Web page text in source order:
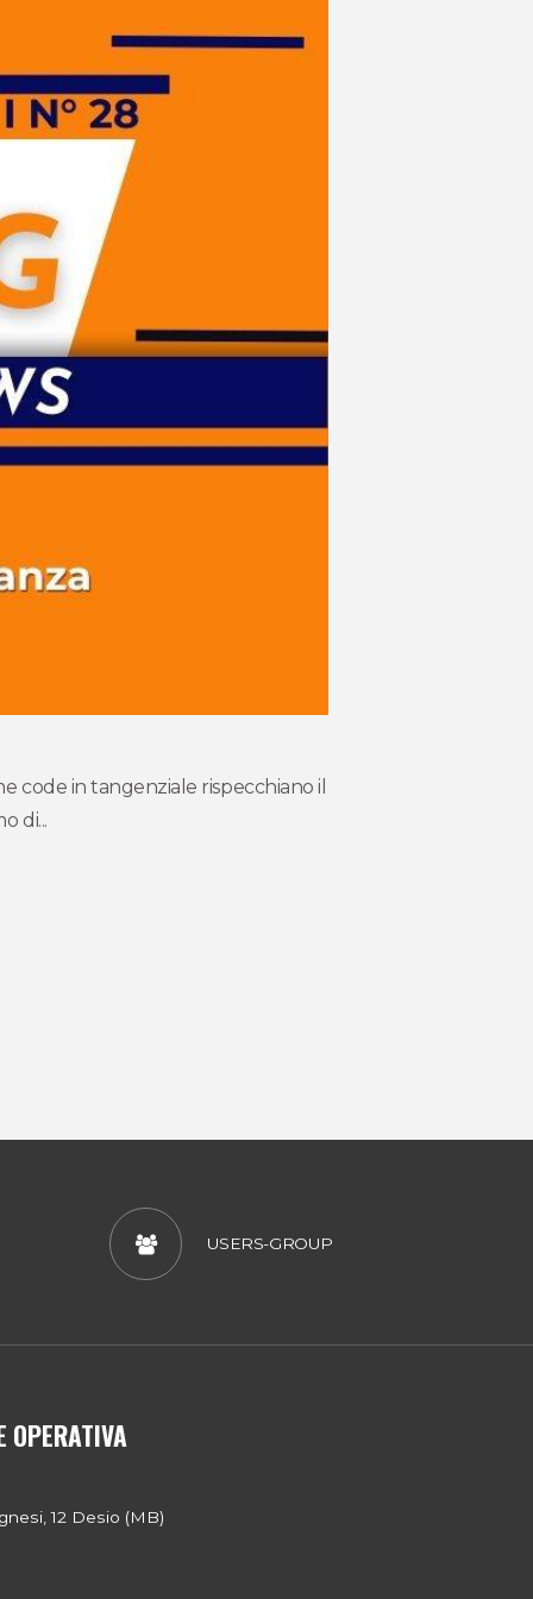
code in tangenziale rispecchiano il
di...
USERS-GROUP
OPERATIVA
12 Desio (MB)